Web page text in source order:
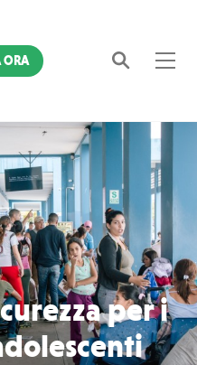
ORA
per i